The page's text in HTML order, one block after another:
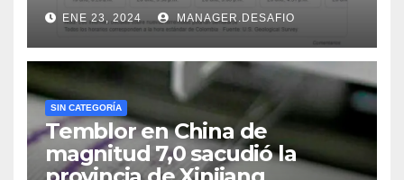
ENE 23, 2024 MANAGER.DESAFIO
SIN CATEGORÍA
Temblor en China de
magnitud 7,0 sacudió la